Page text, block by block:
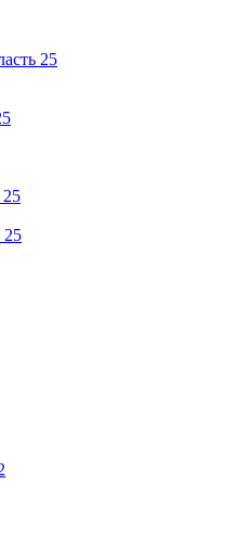
25
25
25